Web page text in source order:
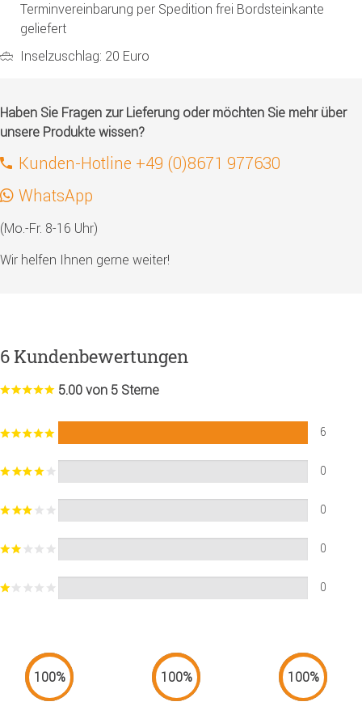
Terminvereinbarung per Spedition frei Bordsteinkante
geliefert
Inselzuschlag: 20 Euro
Haben Sie Fragen zur Lieferung oder möchten Sie mehr über
unsere Produkte wissen?
Kunden-Hotline +49 (0)8671 977630
WhatsApp
(Mo.-Fr. 8-16 Uhr)
Wir helfen Ihnen gerne weiter!
6 Kundenbewertungen
5.00 von 5 Sterne
6
0
0
0
0